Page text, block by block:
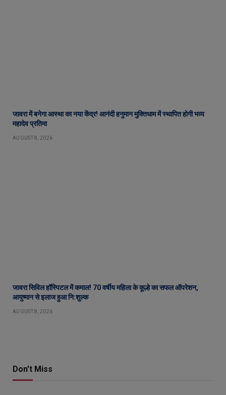
जावरा में बनेगा आस्था का नया केंद्र! आनंदी हनुमान मुक्तिधाम में स्थापित होगी भव्य
महादेव प्रतिमा
AUGUST 8, 2026
जावरा सिविल हॉस्पिटल में कमाल! 70 वर्षीय महिला के कूल्हे का सफल ऑपरेशन,
आयुष्मान से इलाज हुआ नि:शुल्क
AUGUST 8, 2026
Don't Miss